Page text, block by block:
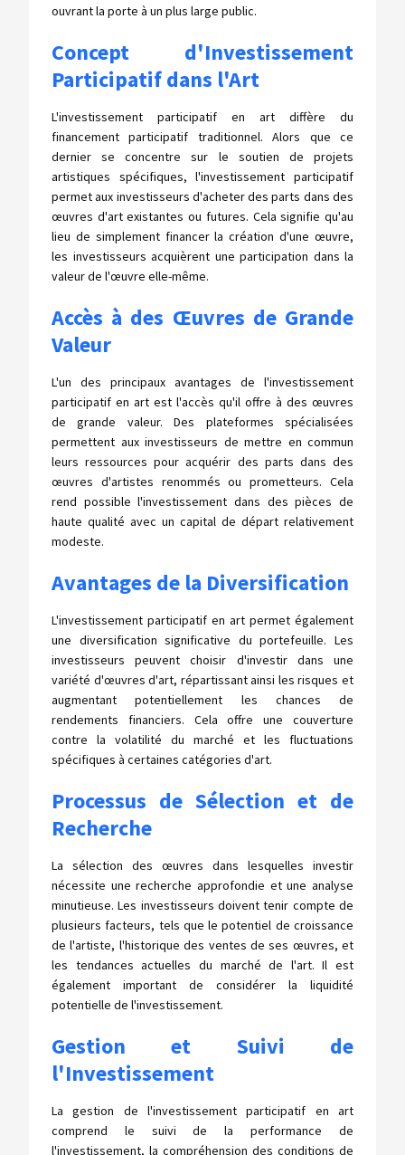
ouvrant la porte à un plus large public.
Concept d'Investissement
Participatif dans l'Art
L'investissement participatif en art diffère du
financement participatif traditionnel. Alors que ce
dernier se concentre sur le soutien de projets
artistiques spécifiques, l'investissement participatif
permet aux investisseurs d'acheter des parts dans des
œuvres d'art existantes ou futures. Cela signifie qu'au
lieu de simplement financer la création d'une œuvre,
les investisseurs acquièrent une participation dans la
valeur de l'œuvre elle-même.
Accès à des Œuvres de Grande
Valeur
L'un des principaux avantages de l'investissement
participatif en art est l'accès qu'il offre à des œuvres
de grande valeur. Des plateformes spécialisées
permettent aux investisseurs de mettre en commun
leurs ressources pour acquérir des parts dans des
œuvres d'artistes renommés ou prometteurs. Cela
rend possible l'investissement dans des pièces de
haute qualité avec un capital de départ relativement
modeste.
Avantages de la Diversification
L'investissement participatif en art permet également
une diversification significative du portefeuille. Les
investisseurs peuvent choisir d'investir dans une
variété d'œuvres d'art, répartissant ainsi les risques et
augmentant potentiellement les chances de
rendements financiers. Cela offre une couverture
contre la volatilité du marché et les fluctuations
spécifiques à certaines catégories d'art.
Processus de Sélection et de
Recherche
La sélection des œuvres dans lesquelles investir
nécessite une recherche approfondie et une analyse
minutieuse. Les investisseurs doivent tenir compte de
plusieurs facteurs, tels que le potentiel de croissance
de l'artiste, l'historique des ventes de ses œuvres, et
les tendances actuelles du marché de l'art. Il est
également important de considérer la liquidité
potentielle de l'investissement.
Gestion et Suivi de
l'Investissement
La gestion de l'investissement participatif en art
comprend le suivi de la performance de
l'investissement, la compréhension des conditions de